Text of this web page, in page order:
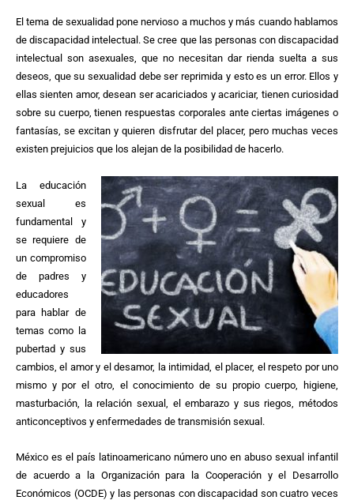
El tema de sexualidad pone nervioso a muchos y más cuando hablamos
de discapacidad intelectual. Se cree que las personas con discapacidad
intelectual son asexuales, que no necesitan dar rienda suelta a sus
deseos, que su sexualidad debe ser reprimida y esto es un error. Ellos y
ellas sienten amor, desean ser acariciados y acariciar, tienen curiosidad
sobre su cuerpo, tienen respuestas corporales ante ciertas imágenes o
fantasías, se excitan y quieren disfrutar del placer, pero muchas veces
existen prejuicios que los alejan de la posibilidad de hacerlo.
La educación
sexual es
fundamental y
se requiere de
un compromiso
de padres y
educadores
para hablar de
temas como la
pubertad y sus
cambios, el amor y el desamor, la intimidad, el placer, el respeto por uno
mismo y por el otro, el conocimiento de su propio cuerpo, higiene,
masturbación, la relación sexual, el embarazo y sus riegos, métodos
anticonceptivos y enfermedades de transmisión sexual.
México es el país latinoamericano número uno en abuso sexual infantil
de acuerdo a la Organización para la Cooperación y el Desarrollo
Económicos (OCDE) y las personas con discapacidad son cuatro veces